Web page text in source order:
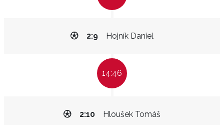
Hojník Daniel
2:9
14:46
Hloušek Tomáš
2:10